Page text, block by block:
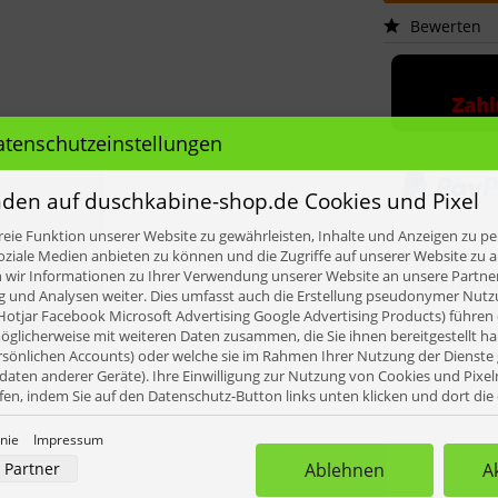
Bewerten
Artikel-Nr.:
Fragen zum
auf duschkabine-shop.de Cookies und Pixel
Funktion unserer Website zu gewährleisten, Inhalte und Anzeigen zu
Medien anbieten zu können und die Zugriffe auf unserer Website zu
wir Informationen zu Ihrer Verwendung unserer Website an unsere
und Analysen weiter. Dies umfasst auch die Erstellung pseudonymer
Facebook Microsoft Advertising Google Advertising Products) führen
mit weiteren Daten zusammen, die Sie ihnen bereitgestellt
Accounts) oder welche sie im Rahmen Ihrer Nutzung der
anderer Geräte). Ihre Einwilligung zur Nutzung von Cookies und
indem Sie auf den Datenschutz-Button links unten klicken und dort
durch unsere Partner:
Impressum
Partner Ablehnen